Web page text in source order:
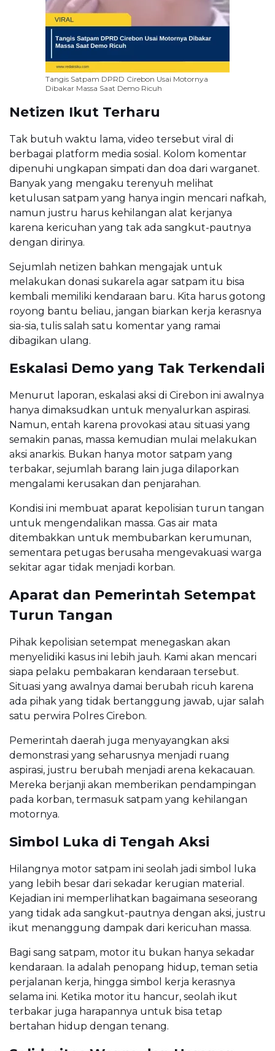
Tangis Satpam DPRD Cirebon Usai Motornya
Dibakar Massa Saat Demo Ricuh
Netizen Ikut Terharu
Tak butuh waktu lama, video tersebut viral di
berbagai platform media sosial. Kolom komentar
dipenuhi ungkapan simpati dan doa dari warganet.
Banyak yang mengaku terenyuh melihat
ketulusan satpam yang hanya ingin mencari nafkah,
namun justru harus kehilangan alat kerjanya
karena kericuhan yang tak ada sangkut-pautnya
dengan dirinya.
Sejumlah netizen bahkan mengajak untuk
melakukan donasi sukarela agar satpam itu bisa
kembali memiliki kendaraan baru. Kita harus gotong
royong bantu beliau, jangan biarkan kerja kerasnya
sia-sia, tulis salah satu komentar yang ramai
dibagikan ulang.
Eskalasi Demo yang Tak Terkendali
Menurut laporan, eskalasi aksi di Cirebon ini awalnya
hanya dimaksudkan untuk menyalurkan aspirasi.
Namun, entah karena provokasi atau situasi yang
semakin panas, massa kemudian mulai melakukan
aksi anarkis. Bukan hanya motor satpam yang
terbakar, sejumlah barang lain juga dilaporkan
mengalami kerusakan dan penjarahan.
Kondisi ini membuat aparat kepolisian turun tangan
untuk mengendalikan massa. Gas air mata
ditembakkan untuk membubarkan kerumunan,
sementara petugas berusaha mengevakuasi warga
sekitar agar tidak menjadi korban.
Aparat dan Pemerintah Setempat
Turun Tangan
Pihak kepolisian setempat menegaskan akan
menyelidiki kasus ini lebih jauh. Kami akan mencari
siapa pelaku pembakaran kendaraan tersebut.
Situasi yang awalnya damai berubah ricuh karena
ada pihak yang tidak bertanggung jawab, ujar salah
satu perwira Polres Cirebon.
Pemerintah daerah juga menyayangkan aksi
demonstrasi yang seharusnya menjadi ruang
aspirasi, justru berubah menjadi arena kekacauan.
Mereka berjanji akan memberikan pendampingan
pada korban, termasuk satpam yang kehilangan
motornya.
Simbol Luka di Tengah Aksi
Hilangnya motor satpam ini seolah jadi simbol luka
yang lebih besar dari sekadar kerugian material.
Kejadian ini memperlihatkan bagaimana seseorang
yang tidak ada sangkut-pautnya dengan aksi, justru
ikut menanggung dampak dari kericuhan massa.
Bagi sang satpam, motor itu bukan hanya sekadar
kendaraan. Ia adalah penopang hidup, teman setia
perjalanan kerja, hingga simbol kerja kerasnya
selama ini. Ketika motor itu hancur, seolah ikut
terbakar juga harapannya untuk bisa tetap
bertahan hidup dengan tenang.